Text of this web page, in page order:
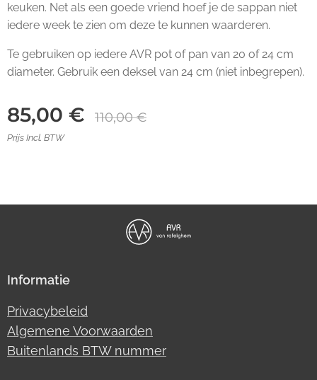
keuken. Net als een goede vriend hoef je de sappan niet
iedere week te zien om deze te kunnen waarderen.
Te gebruiken op iedere AVR pot of pan van 20 of 24 cm
diameter. Gebruik een deksel van 24 cm (niet inbegrepen).
85,00 € 110,00€
Prijs Incl. BTW
Informatie
Privacybeleid
Algemene Voorwaarden
Buitenlands BTW nummer